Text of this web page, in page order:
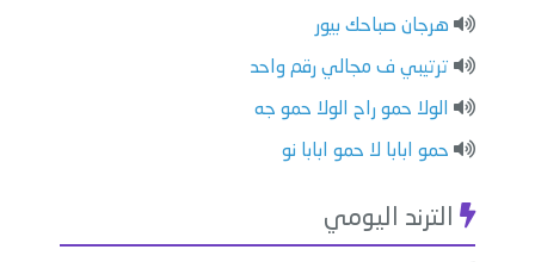
هرجان صباحك بيور
ترتيبي ف مجالي رقم واحد
الولا حمو راح الولا حمو جه
حمو ابابا لا حمو ابابا نو
الترند اليومي